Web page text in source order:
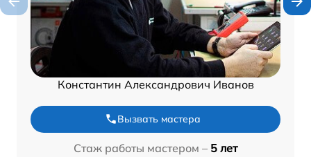
Константин Александрович Иванов
Вызвать мастера
Стаж работы мастером – 5 лет